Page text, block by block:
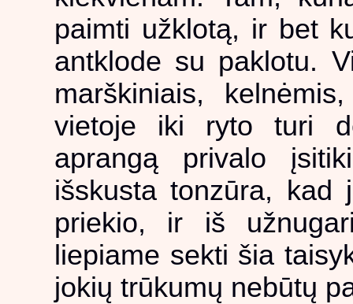
paimti užklotą, ir bet
antklode su paklotu.
marškiniais,
vietoje iki ryto turi
aprangą privalo
išskusta tonzūra,
priekio, ir iš
liepiame sekti šia
jokių trūkumų nebūtų